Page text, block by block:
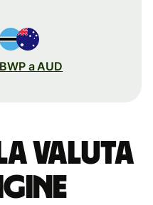
BWP a AUD
valuta